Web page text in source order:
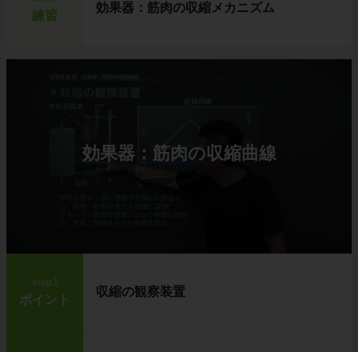
練習
効果器：筋肉の収縮メカニズム
効果器：筋肉の収縮曲線
step1
ポイント
収縮の観察装置